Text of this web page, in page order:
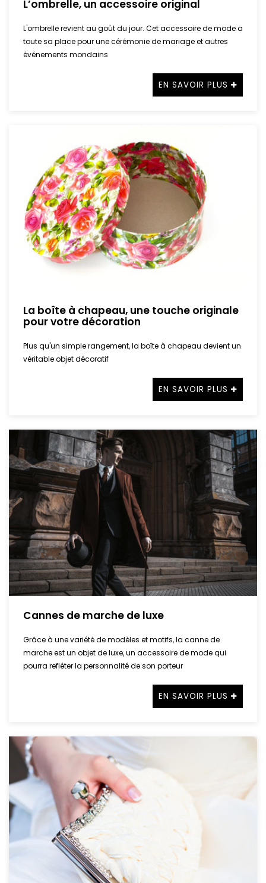
L’ombrelle, un accessoire original
L'ombrelle revient au goût du jour. Cet accessoire de mode a
toute sa place pour une cérémonie de mariage et autres
événements mondains
EN SAVOIR PLUS
La boîte à chapeau, une touche originale
pour votre décoration
Plus qu'un simple rangement, la boîte à chapeau devient un
véritable objet décoratif
EN SAVOIR PLUS
Cannes de marche de luxe
Grâce à une variété de modèles et motifs, la canne de
marche est un objet de luxe, un accessoire de mode qui
pourra refléter la personnalité de son porteur
EN SAVOIR PLUS